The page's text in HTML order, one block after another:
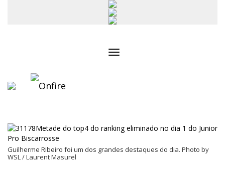
Guilherme Ribeiro foi um dos grandes destaques do dia. Photo by
WSL / Laurent Masurel